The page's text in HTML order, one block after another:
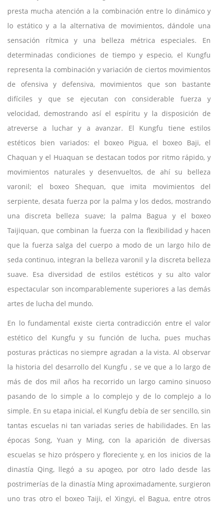
presta mucha atención a la combinación entre lo dinámico y
lo estático y a la alternativa de movimientos, dándole una
sensación rítmica y una belleza métrica especiales. En
determinadas condiciones de tiempo y especio, el Kungfu
representa la combinación y variación de ciertos movimientos
de ofensiva y defensiva, movimientos que son bastante
difíciles y que se ejecutan con considerable fuerza y
velocidad, demostrando así el espíritu y la disposición de
atreverse a luchar y a avanzar. El Kungfu tiene estilos
estéticos bien variados: el boxeo Pigua, el boxeo Baji, el
Chaquan y el Huaquan se destacan todos por ritmo rápido, y
movimientos naturales y desenvueltos, de ahí su belleza
varonil; el boxeo Shequan, que imita movimientos del
serpiente, desata fuerza por la palma y los dedos, mostrando
una discreta belleza suave; la palma Bagua y el boxeo
Taijiquan, que combinan la fuerza con la flexibilidad y hacen
que la fuerza salga del cuerpo a modo de un largo hilo de
seda continuo, integran la belleza varonil y la discreta belleza
suave. Esa diversidad de estilos estéticos y su alto valor
espectacular son incomparablemente superiores a las demás
artes de lucha del mundo.
En lo fundamental existe cierta contradicción entre el valor
estético del Kungfu y su función de lucha, pues muchas
posturas prácticas no siempre agradan a la vista. Al observar
la historia del desarrollo del Kungfu , se ve que a lo largo de
más de dos mil años ha recorrido un largo camino sinuoso
pasando de lo simple a lo complejo y de lo complejo a lo
simple. En su etapa inicial, el Kungfu debía de ser sencillo, sin
tantas escuelas ni tan variadas series de habilidades. En las
épocas Song, Yuan y Ming, con la aparición de diversas
escuelas se hizo próspero y floreciente y, en los inicios de la
dinastía Qing, llegó a su apogeo, por otro lado desde las
postrimerías de la dinastía Ming aproximadamente, surgieron
uno tras otro el boxeo Taiji, el Xingyi, el Bagua, entre otros